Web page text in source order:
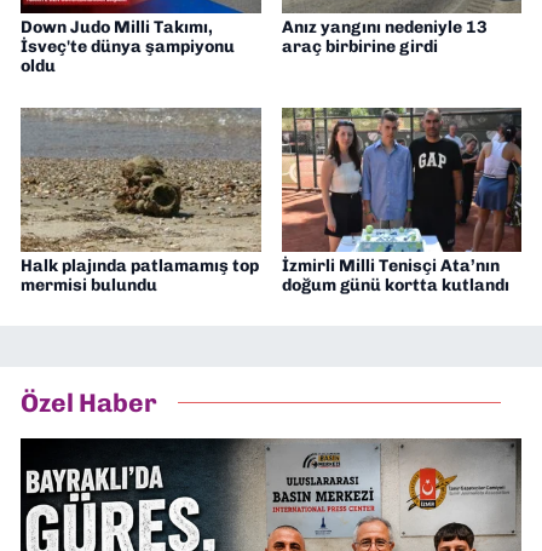
Down Judo Milli Takımı,
İsveç'te dünya şampiyonu
oldu
Anız yangını nedeniyle 13
araç birbirine girdi
Halk plajında patlamamış top
mermisi bulundu
İzmirli Milli Tenisçi Ata’nın
doğum günü kortta kutlandı
Özel Haber